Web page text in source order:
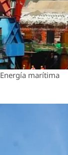
Energía marítima